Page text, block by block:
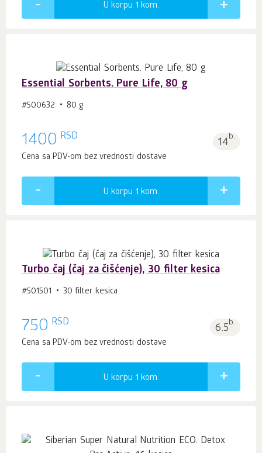
U korpu 1 kom.
Essential Sorbents. Pure Life, 80 g
#500632 80 g
1400 RSD 14b.
Cena sa PDV-om bez vrednosti dostave
U korpu 1 kom.
Turbo čaj (čaj za čišćenje), 30 filter kesica
#501501 30 filter kesica
750 RSD 6.5b.
Cena sa PDV-om bez vrednosti dostave
U korpu 1 kom.